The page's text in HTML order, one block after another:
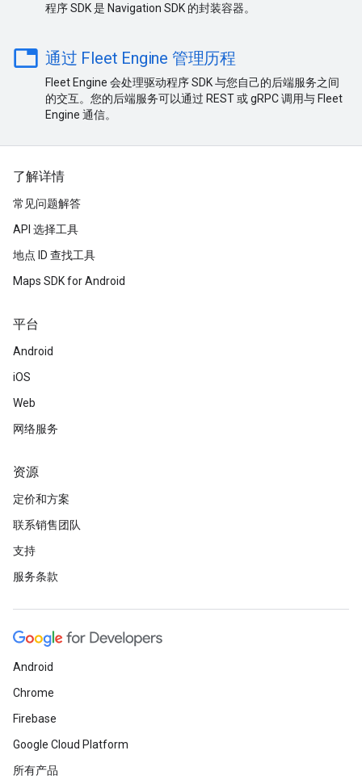
程序 SDK 是 Navigation SDK 的封装容器。
table
通过 Fleet Engine 管理历程
Fleet Engine 会处理驱动程序 SDK 与您自己的后端服务之间
的交互。您的后端服务可以通过 REST 或 gRPC 调用与 Fleet
Engine 通信。
了解详情
常见问题解答
API 选择工具
地点 ID 查找工具
Maps SDK for Android
平台
Android
iOS
Web
网络服务
资源
定价和方案
联系销售团队
支持
服务条款
Android
Chrome
Firebase
Google Cloud Platform
所有产品